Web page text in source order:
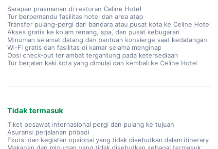
Sarapan prasmanan di restoran Celine Hotel
Tur berpemandu fasilitas hotel dan area atap
Transfer pulang-pergi dari bandara atau pusat kota ke Celine Hotel
Akses gratis ke kolam renang, spa, dan pusat kebugaran
Minuman selamat datang dan bantuan konsierge saat kedatangan
Wi-Fi gratis dan fasilitas di kamar selama menginap
Opsi check-out terlambat tergantung pada ketersediaan
Tur berjalan kaki kota yang dimulai dan kembali ke Celine Hotel
Tidak termasuk
Tiket pesawat internasional pergi dan pulang ke tujuan
Asuransi perjalanan pribadi
Ekursi dan kegiatan opsional yang tidak disebutkan dalam itinerary